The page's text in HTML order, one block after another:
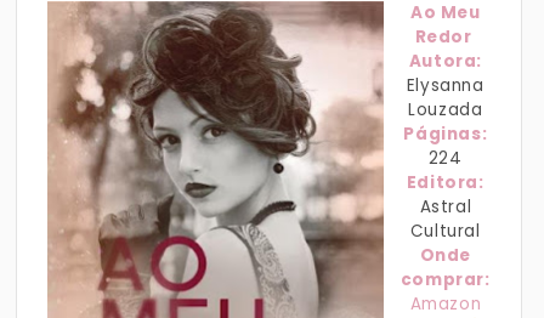
Ao Meu
Redor
Autora:
Elysanna
Louzada
Páginas:
224
Editora:
Astral
Cultural
Onde
comprar:
Amazon